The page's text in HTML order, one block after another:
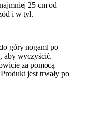
25 cm od
i w tył.
góry nogami po
aby wyczyścić.
za pomocą
jest trwały po